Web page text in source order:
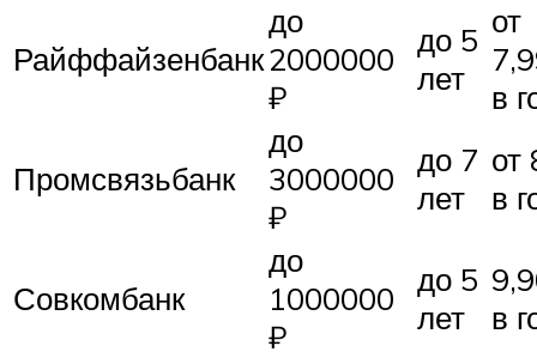
Райффайзенбанк
до
2000000
₽
до 5
лет
от
в
Промсвязьбанк
до
3000000
₽
до 7
лет
от
в
Совкомбанк
до
1000000
₽
до 5
лет
в